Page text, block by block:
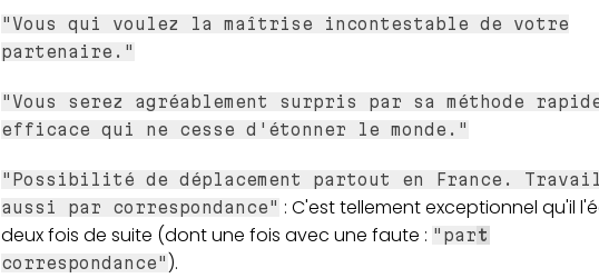
"Vous qui voulez la maîtrise incontestable de votre
partenaire."
"Vous serez agréablement surpris par sa méthode
efficace qui ne cesse d'étonner le monde."
"Possibilité de déplacement partout en France.
aussi par correspondance" : C'est tellement exceptionnel qu'il
deux fois de suite (dont une fois avec une faute : "part
correspondance" ).